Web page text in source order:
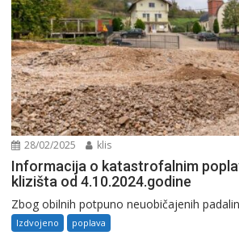
28/02/2025 klis
Informacija o katastrofalnim
klizišta od 4.10.2024.godine
Zbog obilnih potpuno neuobičajenih
Izdvojeno poplava